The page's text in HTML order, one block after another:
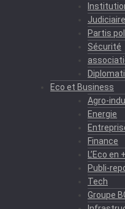
Judiciaire
Partis
Sécurité
Eco et Business
Agro-
Energie
Finance
L’Eco en +
Publi-
Tech
Groupe